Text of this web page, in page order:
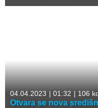
04.04.2023 | 01:32 | 106
Otvara se nova